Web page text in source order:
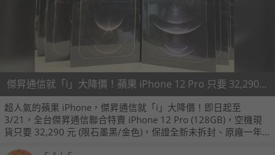
傑昇通信就「i」大降價！蘋果 iPhone 12 Pro 只要 32,290 元
超人氣的蘋果 iPhone，傑昇通信就「i」大降價！即日起至
3/21，全台傑昇通信聯合特賣 iPhone 12 Pro (128GB)，空機現
貨只要 32,290 元 (限石墨黑/金色)，保證全新未拆封、原廠一年